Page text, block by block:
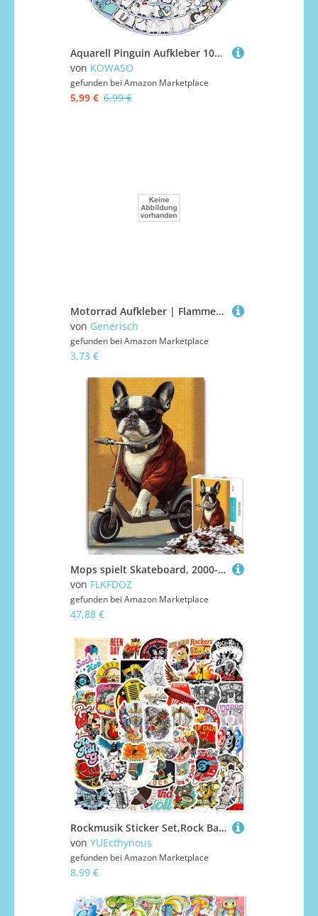
Aquarell Pinguin Aufkleber 100Pcs Coole Aufkleber für Wasserflaschen Laptop Sammelalben, Gitarren, Gepäck, Fahrrad, Telefon, Skateboards|Teenager, Mädchen, Kinder Aufkleber
von KOWASO
gefunden bei Amazon Marketplace
5,99 € 6,99 €
Motorrad Aufkleber | Flammen Design - 2 Stück wasserdichte Embleme für Fenster Boot Skateboard
von Generisch
gefunden bei Amazon Marketplace
3,73 €
Mops spielt Skateboard, 2000-teiliges Puzzle für Jugendliche und Erwachsene, Familienspiel zum Stressabbau, schwierige Herausforderung, Geschenke für Freunde und Familie, 70x100cm
von FLKFDOZ
gefunden bei Amazon Marketplace
47,88 €
Rockmusik Sticker Set,Rock Band Aufkleber,100 Stück Musik Band Punk Sticker,Wasserdichte Vinyl Aufkleber,Kinder für Laptop Handy Scrapbook Skateboard Wasserflasche Journal Macbook Tassen usw
von YUEcthynous
gefunden bei Amazon Marketplace
8,99 €